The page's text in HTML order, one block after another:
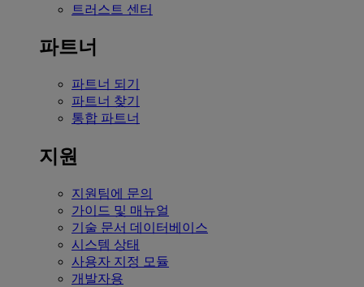
트러스트 센터
파트너
파트너 되기
파트너 찾기
통합 파트너
지원
지원팀에 문의
가이드 및 매뉴얼
기술 문서 데이터베이스
시스템 상태
사용자 지정 모듈
개발자용